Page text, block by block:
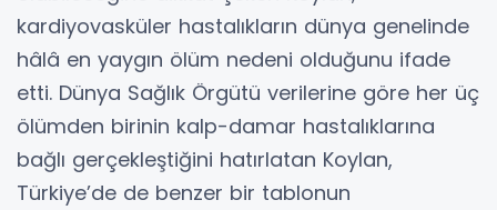
kardiyovasküler hastalıkların dünya genelinde
hâlâ en yaygın ölüm nedeni olduğunu ifade
etti. Dünya Sağlık Örgütü verilerine göre her üç
ölümden birinin kalp-damar hastalıklarına
bağlı gerçekleştiğini hatırlatan Koylan,
Türkiye’de de benzer bir tablonun